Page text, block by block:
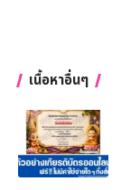
เนื้อหาอื่นๆ